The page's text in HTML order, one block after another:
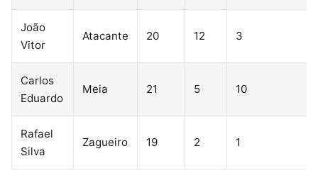
João
Vitor
Atacante 20 12 3
Carlos
Eduardo
Meia 21 5 10
Rafael
Silva
Zagueiro 19 2 1